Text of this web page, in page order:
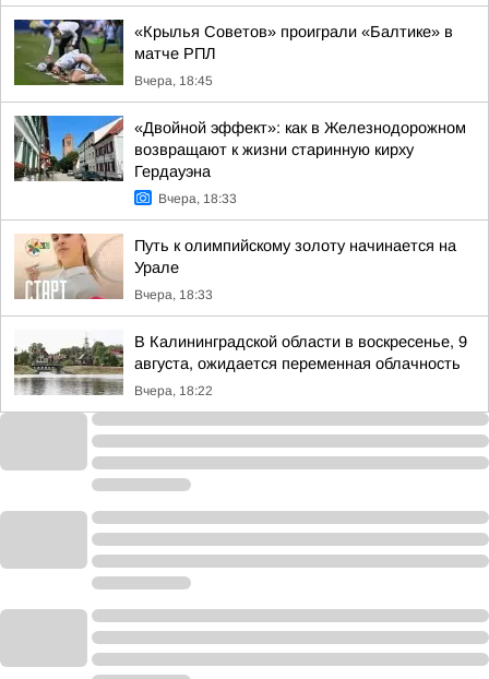
«Крылья Советов» проиграли «Балтике» в
матче РПЛ
Вчера, 18:45
«Двойной эффект»: как в Железнодорожном
возвращают к жизни старинную кирху
Гердауэна
Вчера, 18:33
Путь к олимпийскому золоту начинается на
Урале
Вчера, 18:33
В Калининградской области в воскресенье, 9
августа, ожидается переменная облачность
Вчера, 18:22